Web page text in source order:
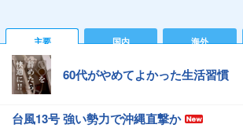
主要 国内 海外
60代がやめてよかった生活習慣
台風13号 強い勢力で沖縄直撃か